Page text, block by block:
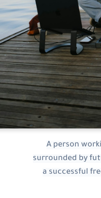
A person
surrounded
a